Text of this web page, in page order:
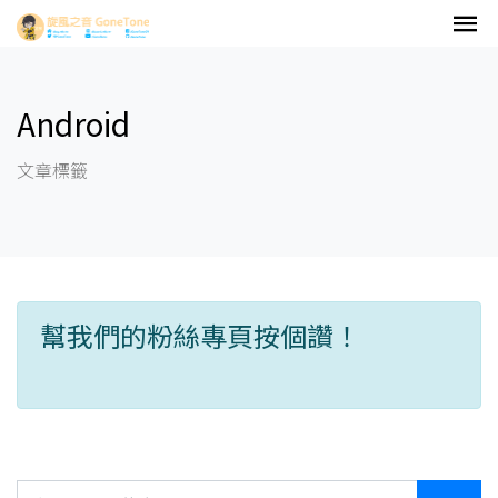
Android
文章標籤
幫我們的粉絲專頁按個讚！